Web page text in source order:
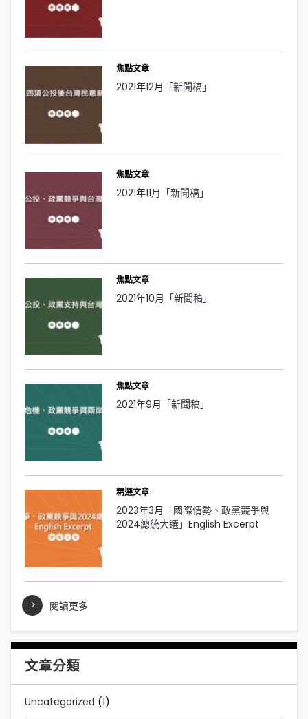
焦點文章
2021年12月「新聞稿」
焦點文章
2021年11月「新聞稿」
焦點文章
2021年10月「新聞稿」
焦點文章
2021年9月「新聞稿」
精選文章
2023年3月「國際情勢、政黨競爭與
2024總統大選」English Excerpt
閱讀更多
文章分類
Uncategorized (1)